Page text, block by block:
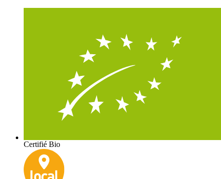
Certifié Bio